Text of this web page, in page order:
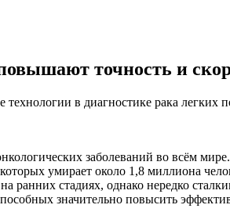
точность и
технологии в диагностике рака легких
заболеваний во всём
умирает около 1,8 миллиона
ранних стадиях, однако нередко
значительно повысить